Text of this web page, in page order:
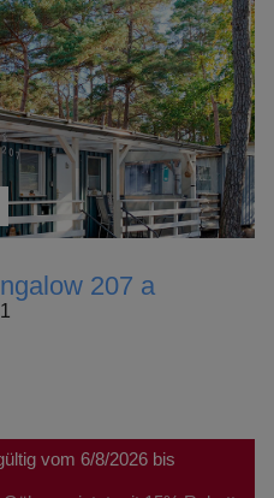
207 a
vom 6/8/2026 bis